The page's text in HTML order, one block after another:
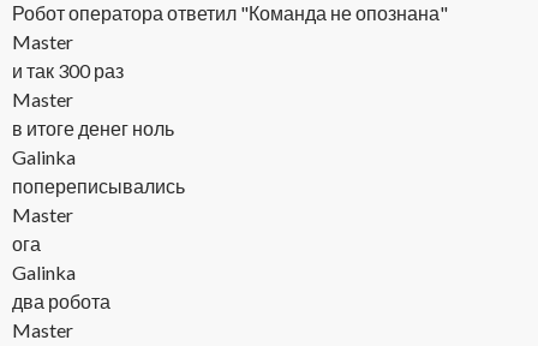
Робот оператора ответил "Команда не опознана"
Master
и так 300 раз
Master
в итоге денег ноль
Galinka
попереписывались
Master
ога
Galinka
два робота
Master